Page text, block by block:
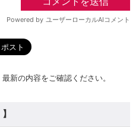
新の内容をご確認ください。